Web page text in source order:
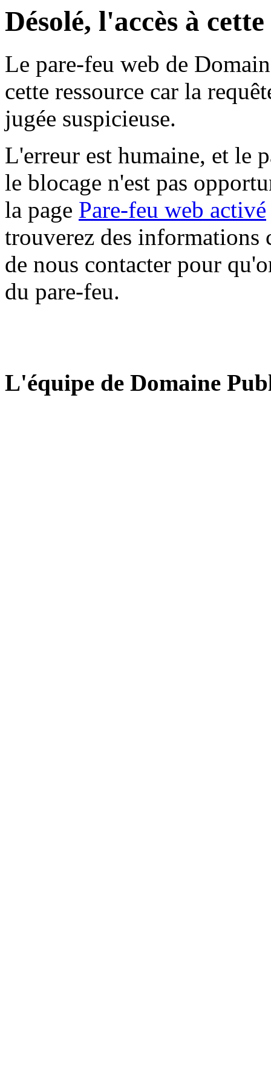
Désolé, l'accès à
Le pare-feu web de
cette ressource car la
jugée suspicieuse.
L'erreur est humaine, et le
le blocage n'est pas
la page Pare-feu web activé
trouverez des informations
de nous contacter pour
du pare-feu.
L'équipe de Domaine